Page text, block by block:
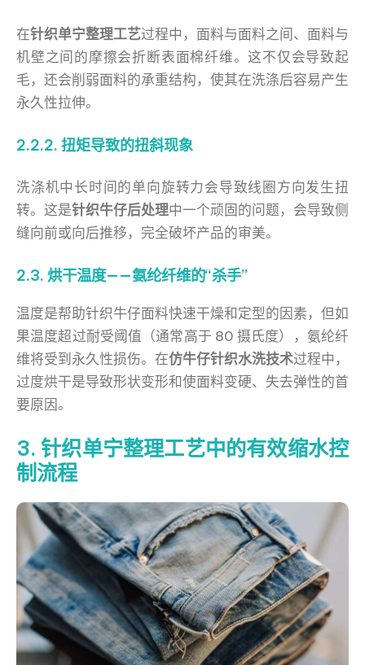
在针织单宁整理工艺过程中，面料与面料之间、面料与
机壁之间的摩擦会折断表面棉纤维。这不仅会导致起
毛，还会削弱面料的承重结构，使其在洗涤后容易产生
永久性拉伸。
2.2.2. 扭矩导致的扭斜现象
洗涤机中长时间的单向旋转力会导致线圈方向发生扭
转。这是针织牛仔后处理中一个顽固的问题，会导致侧
缝向前或向后推移，完全破坏产品的审美。
2.3. 烘干温度——氨纶纤维的“杀手”
温度是帮助针织牛仔面料快速干燥和定型的因素，但如
果温度超过耐受阈值（通常高于 80 摄氏度），氨纶纤
维将受到永久性损伤。在仿牛仔针织水洗技术过程中，
过度烘干是导致形状变形和使面料变硬、失去弹性的首
要原因。
3. 针织单宁整理工艺中的有效缩水控
制流程